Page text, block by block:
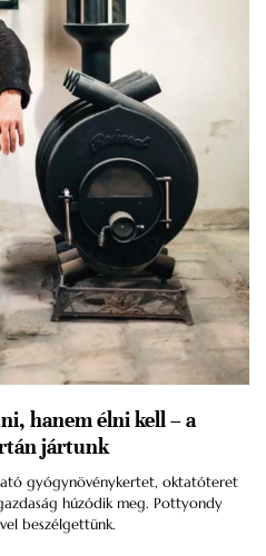
hanem élni kell – a
jártunk
gyógynövénykertet, oktatóteret
húzódik meg. Pottyondy
beszélgettünk.